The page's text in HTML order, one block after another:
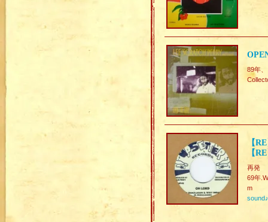
89年
【
【
再発
69年
m
sound♪